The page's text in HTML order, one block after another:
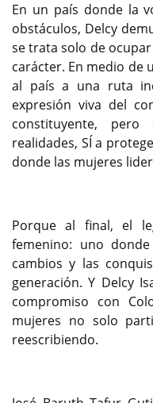
En un país donde la
obstáculos, Delcy
se trata solo de
carácter. En medio de
al país a una ruta
expresión viva del
constituyente,
realidades, SÍ a
donde las mujeres
Porque al final, el
femenino: uno
cambios y las
generación. Y Delcy
compromiso con
mujeres no solo
reescribiendo.